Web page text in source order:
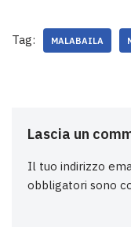
Tag: MALABAILA
Lascia un
Il tuo indirizzo
obbligatori sono